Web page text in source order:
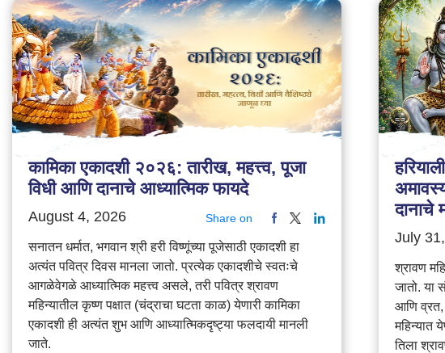
कामिका एकादशी २०२६: तारीख, महत्त्व, पूजा
विधी आणि दानाचे आध्यात्मिक फायदे
August 4, 2026 Share on
सनातन धर्मात, भगवान श्री हरी विष्णूंच्या पूजेसाठी एकादशी हा
अत्यंत पवित्र दिवस मानला जातो. प्रत्येक एकादशीचे स्वतःचे
आगळेवेगळे आध्यात्मिक महत्त्व असले, तरी पवित्र श्रावण
महिन्यातील कृष्ण पक्षात (चंद्राचा घटता काळ) येणारी कामिका
एकादशी ही अत्यंत शुभ आणि आध्यात्मिकदृष्ट्या फलदायी मानली
जाते.
दानाचे
July
श्रावण
जातो. या
आणि व्रत,
महिन्यात
तिला